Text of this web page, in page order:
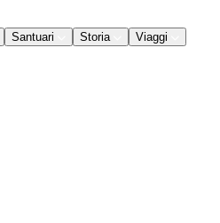
Santuari Storia Viaggi